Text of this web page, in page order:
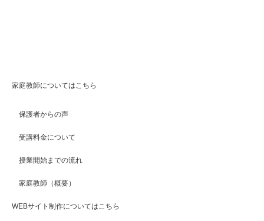
家庭教師についてはこちら
保護者からの声
受講料金について
授業開始までの流れ
家庭教師（概要）
WEBサイト制作についてはこちら